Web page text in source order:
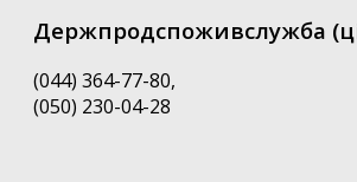
Держпродспоживслужба
(044) 364-77-80,
(050) 230-04-28